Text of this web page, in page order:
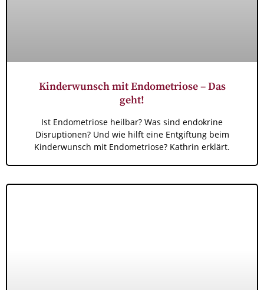
Kinderwunsch mit Endometriose – Das
geht!
Ist Endometriose heilbar? Was sind endokrine
Disruptionen? Und wie hilft eine Entgiftung beim
Kinderwunsch mit Endometriose? Kathrin erklärt.